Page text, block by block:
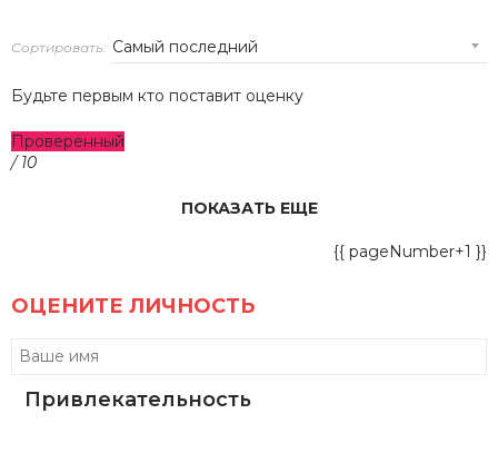
Сортировать:
Будьте первым кто поставит оценку
Проверенный
/ 10
ПОКАЗАТЬ ЕЩЕ
{{ pageNumber+1 }}
ОЦЕНИТЕ ЛИЧНОСТЬ
Привлекательность